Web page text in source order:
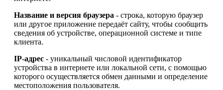
Название и версия браузера - строка, которую браузер
или другое приложение передаёт сайту, чтобы сообщить
сведения об устройстве, операционной системе и типе
клиента.
IP-адрес - уникальный числовой идентификатор
устройства в интернете или локальной сети, с помощью
которого осуществляется обмен данными и определение
местоположения пользователя.